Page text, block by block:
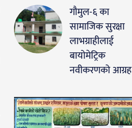
गौमुल-६ का
सामाजिक सुरक्षा
लाभग्राहीलाई
बायोमेट्रिक
नवीकरणको आग्रह